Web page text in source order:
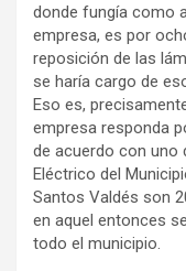
donde fungía como
empresa, es por
reposición de las
se haría cargo de
Eso es,
empresa responda
de acuerdo con uno
Eléctrico del
Santos Valdés son
en aquel entonces
todo el municipio.